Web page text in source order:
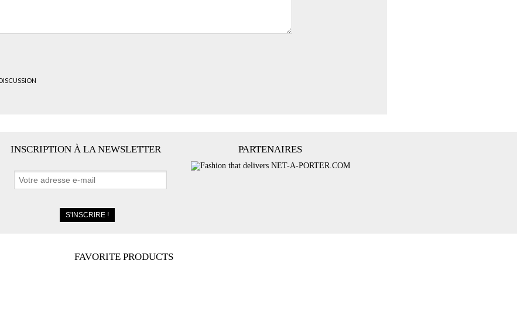
INSCRIPTION À LA NEWSLETTER PARTENAIRES
FAVORITE PRODUCTS